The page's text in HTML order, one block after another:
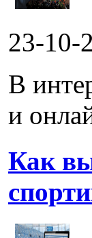
23-10-
В
и
Как